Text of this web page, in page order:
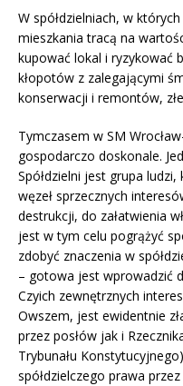
W spółdzielniach, w
mieszkania tracą na
kupować lokal i ryzykować
kłopotów z zalegającymi
konserwacji i remontów,
Tymczasem w SM
gospodarczo doskonale.
Spółdzielni jest grupa
węzeł sprzecznych
destrukcji, do załatwienia
jest w tym celu pogrążyć
zdobyć znaczenia w
– gotowa jest wprowadzić
Czyich zewnętrznych
Owszem, jest ewidentnie
przez posłów jak i
Trybunału
spółdzielczego prawa